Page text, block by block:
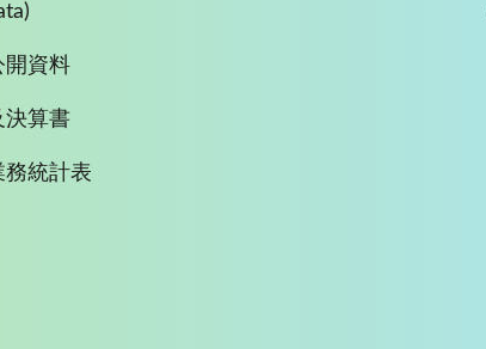
開資料
決算書
務統計表